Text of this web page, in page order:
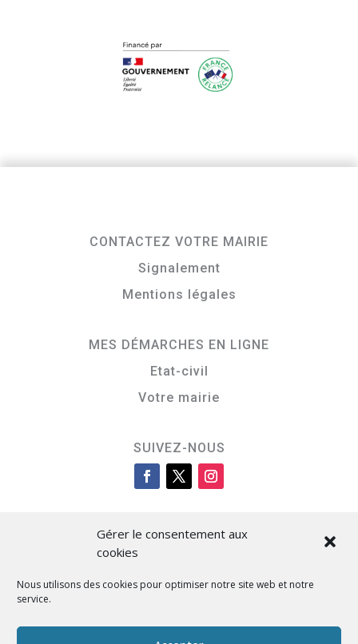
Gérer le consentement aux
cookies
Nous utilisons des cookies pour optimiser notre site web et notre
service.
CONTACTEZ VOTRE MAIRIE
Signalement
Mentions légales
MES DÉMARCHES EN LIGNE
Etat-civil
Votre mairie
SUIVEZ-NOUS
Cità di L’Isula